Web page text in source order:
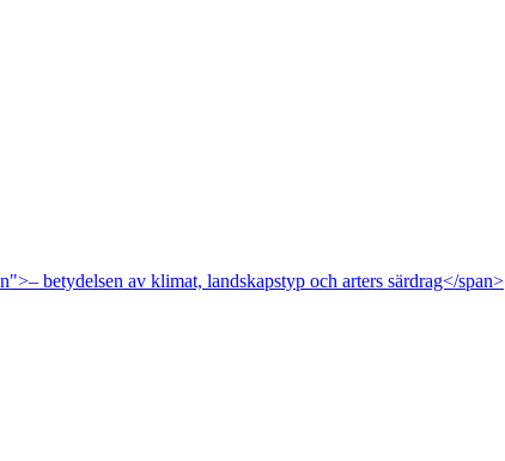
betydelsen av klimat, landskapstyp och arters särdrag</span>